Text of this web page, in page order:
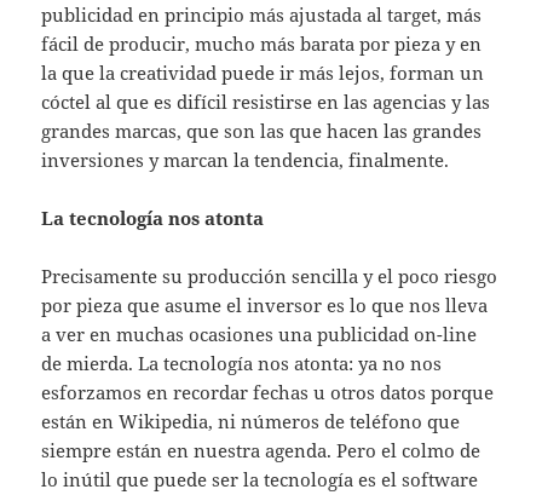
publicidad en principio más ajustada al target, más
fácil de producir, mucho más barata por pieza y en
la que la creatividad puede ir más lejos, forman un
cóctel al que es difícil resistirse en las agencias y las
grandes marcas, que son las que hacen las grandes
inversiones y marcan la tendencia, finalmente.
La tecnología nos atonta
Precisamente su producción sencilla y el poco riesgo
por pieza que asume el inversor es lo que nos lleva
a ver en muchas ocasiones una publicidad on-line
de mierda. La tecnología nos atonta: ya no nos
esforzamos en recordar fechas u otros datos porque
están en Wikipedia, ni números de teléfono que
siempre están en nuestra agenda. Pero el colmo de
lo inútil que puede ser la tecnología es el software